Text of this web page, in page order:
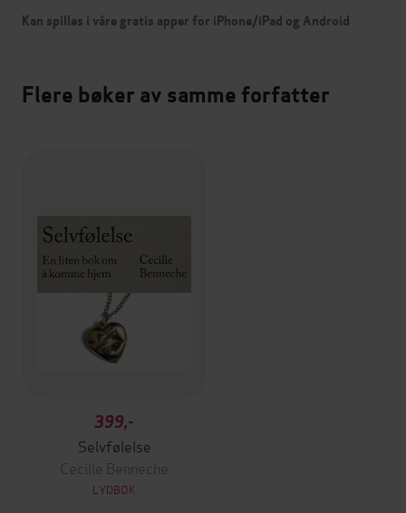
Kan spilles i våre gratis apper for iPhone/iPad og Android
Flere bøker av samme forfatter
399,-
Selvfølelse
Cecilie Benneche
LYDBOK